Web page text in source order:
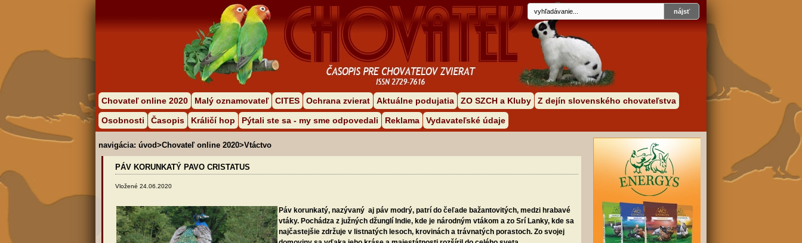
Chovateľ online 2020 Malý oznamovateľ CITES Ochrana zvierat Aktuálne podujatia ZO SZCH a Kluby Z dejín slovenského chovateľstva
Osobnosti Časopis Králičí hop Pýtali ste sa - my sme odpovedali Reklama Vydavateľské údaje
navigácia: úvod>Chovateľ online 2020>Vtáctvo
PÁV KORUNKATÝ PAVO CRISTATUS
Vložené 24.06.2020
Páv korunkatý, nazývaný aj páv modrý, patrí do čeľade bažantovitých, medzi hrabavé
vtáky. Pochádza z južných džunglí Indie, kde je národným vtákom a zo Srí Lanky, kde sa
najčastejšie zdržuje v listnatých lesoch, krovinách a trávnatých porastoch. Zo svojej